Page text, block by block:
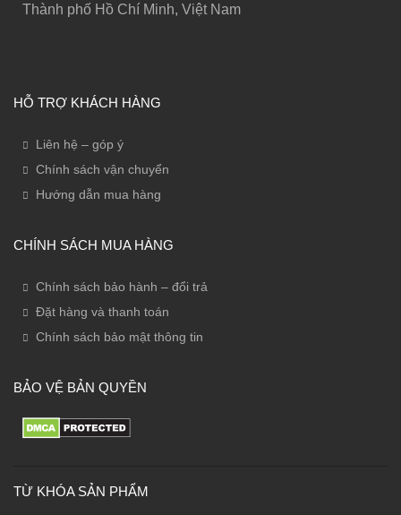
Thành phố Hồ Chí Minh, Việt Nam
HỖ TRỢ KHÁCH HÀNG
Liên hệ – góp ý
Chính sách vận chuyển
Hướng dẫn mua hàng
CHÍNH SÁCH MUA HÀNG
Chính sách bảo hành – đổi trả
Đặt hàng và thanh toán
Chính sách bảo mật thông tin
BẢO VỆ BẢN QUYỀN
TỪ KHÓA SẢN PHẨM